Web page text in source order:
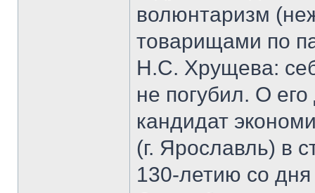
волюнтаризм
товарищами по
Н.С. Хрущева:
не погубил. О
кандидат
(г. Ярославль) в
130-летию со